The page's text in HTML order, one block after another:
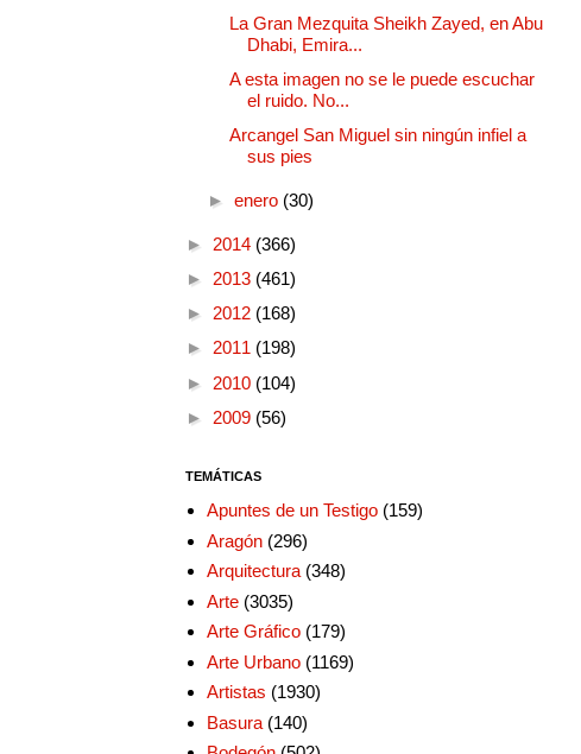
La Gran Mezquita Sheikh Zayed, en Abu
Dhabi, Emira...
A esta imagen no se le puede escuchar
el ruido. No...
Arcangel San Miguel sin ningún infiel a
sus pies
► enero (30)
► 2014 (366)
► 2013 (461)
► 2012 (168)
► 2011 (198)
► 2010 (104)
► 2009 (56)
TEMÁTICAS
Apuntes de un Testigo (159)
Aragón (296)
Arquitectura (348)
Arte (3035)
Arte Gráfico (179)
Arte Urbano (1169)
Artistas (1930)
Basura (140)